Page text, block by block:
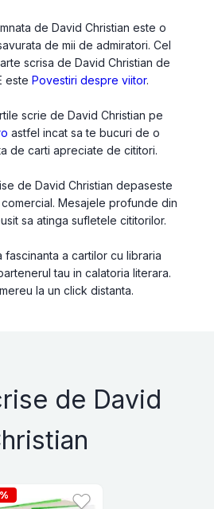
de David Christian este o
de mii de admiratori. Cel
scrisa de David Christian de
este Povestiri despre viitor.
scrie de David Christian pe
astfel incat sa te bucuri de o
de carti apreciate de cititori.
de David Christian depaseste
Mesajele profunde din
sa atinga sufletele cititorilor.
fascinanta a cartilor cu libraria
tau in calatoria literara.
la un click distanta.
de David